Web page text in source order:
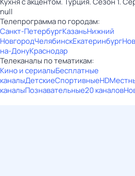
null
Телепрограмма по городам:
Санкт-ПетербургКазаньНижний
НовгородЧелябинскЕкатеринбург
на-ДонуКраснодар
Телеканалы по тематикам:
Кино и сериалыБесплатные
каналыДетскиеСпортивныеHD
каналыПознавательные20 каналов